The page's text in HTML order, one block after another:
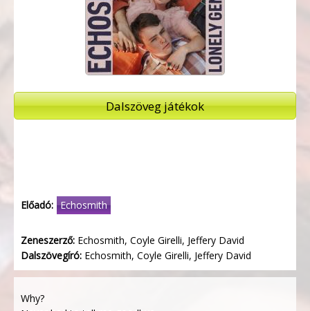
Dalszöveg játékok
Előadó: Echosmith
Zeneszerző: Echosmith, Coyle Girelli, Jeffery David
Dalszövegíró: Echosmith, Coyle Girelli, Jeffery David
Why?